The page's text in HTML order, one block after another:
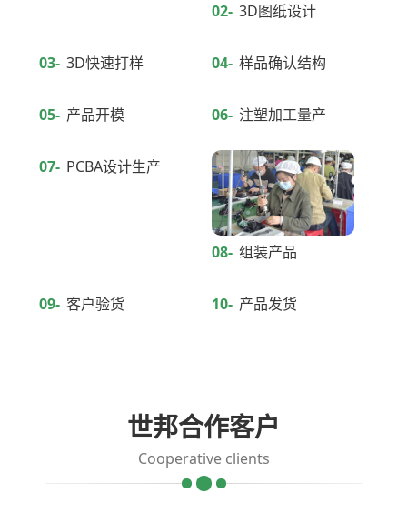
02- 3D图纸设计
03- 3D快速打样 04- 样品确认结构
05- 产品开模 06- 注塑加工量产
07- PCBA设计生产
08- 组装产品
09- 客户验货 10- 产品发货
世邦合作客户
Cooperative clients